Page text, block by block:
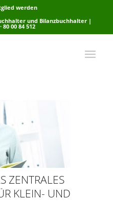
werden
und Bilanzbuchhalter |
80 00 84 512
ZENTRALES
KLEIN- UND